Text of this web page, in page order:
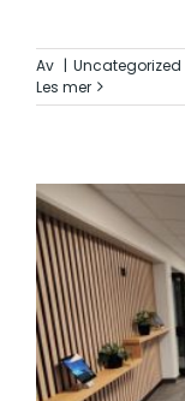
Av | Uncategorized
Les mer